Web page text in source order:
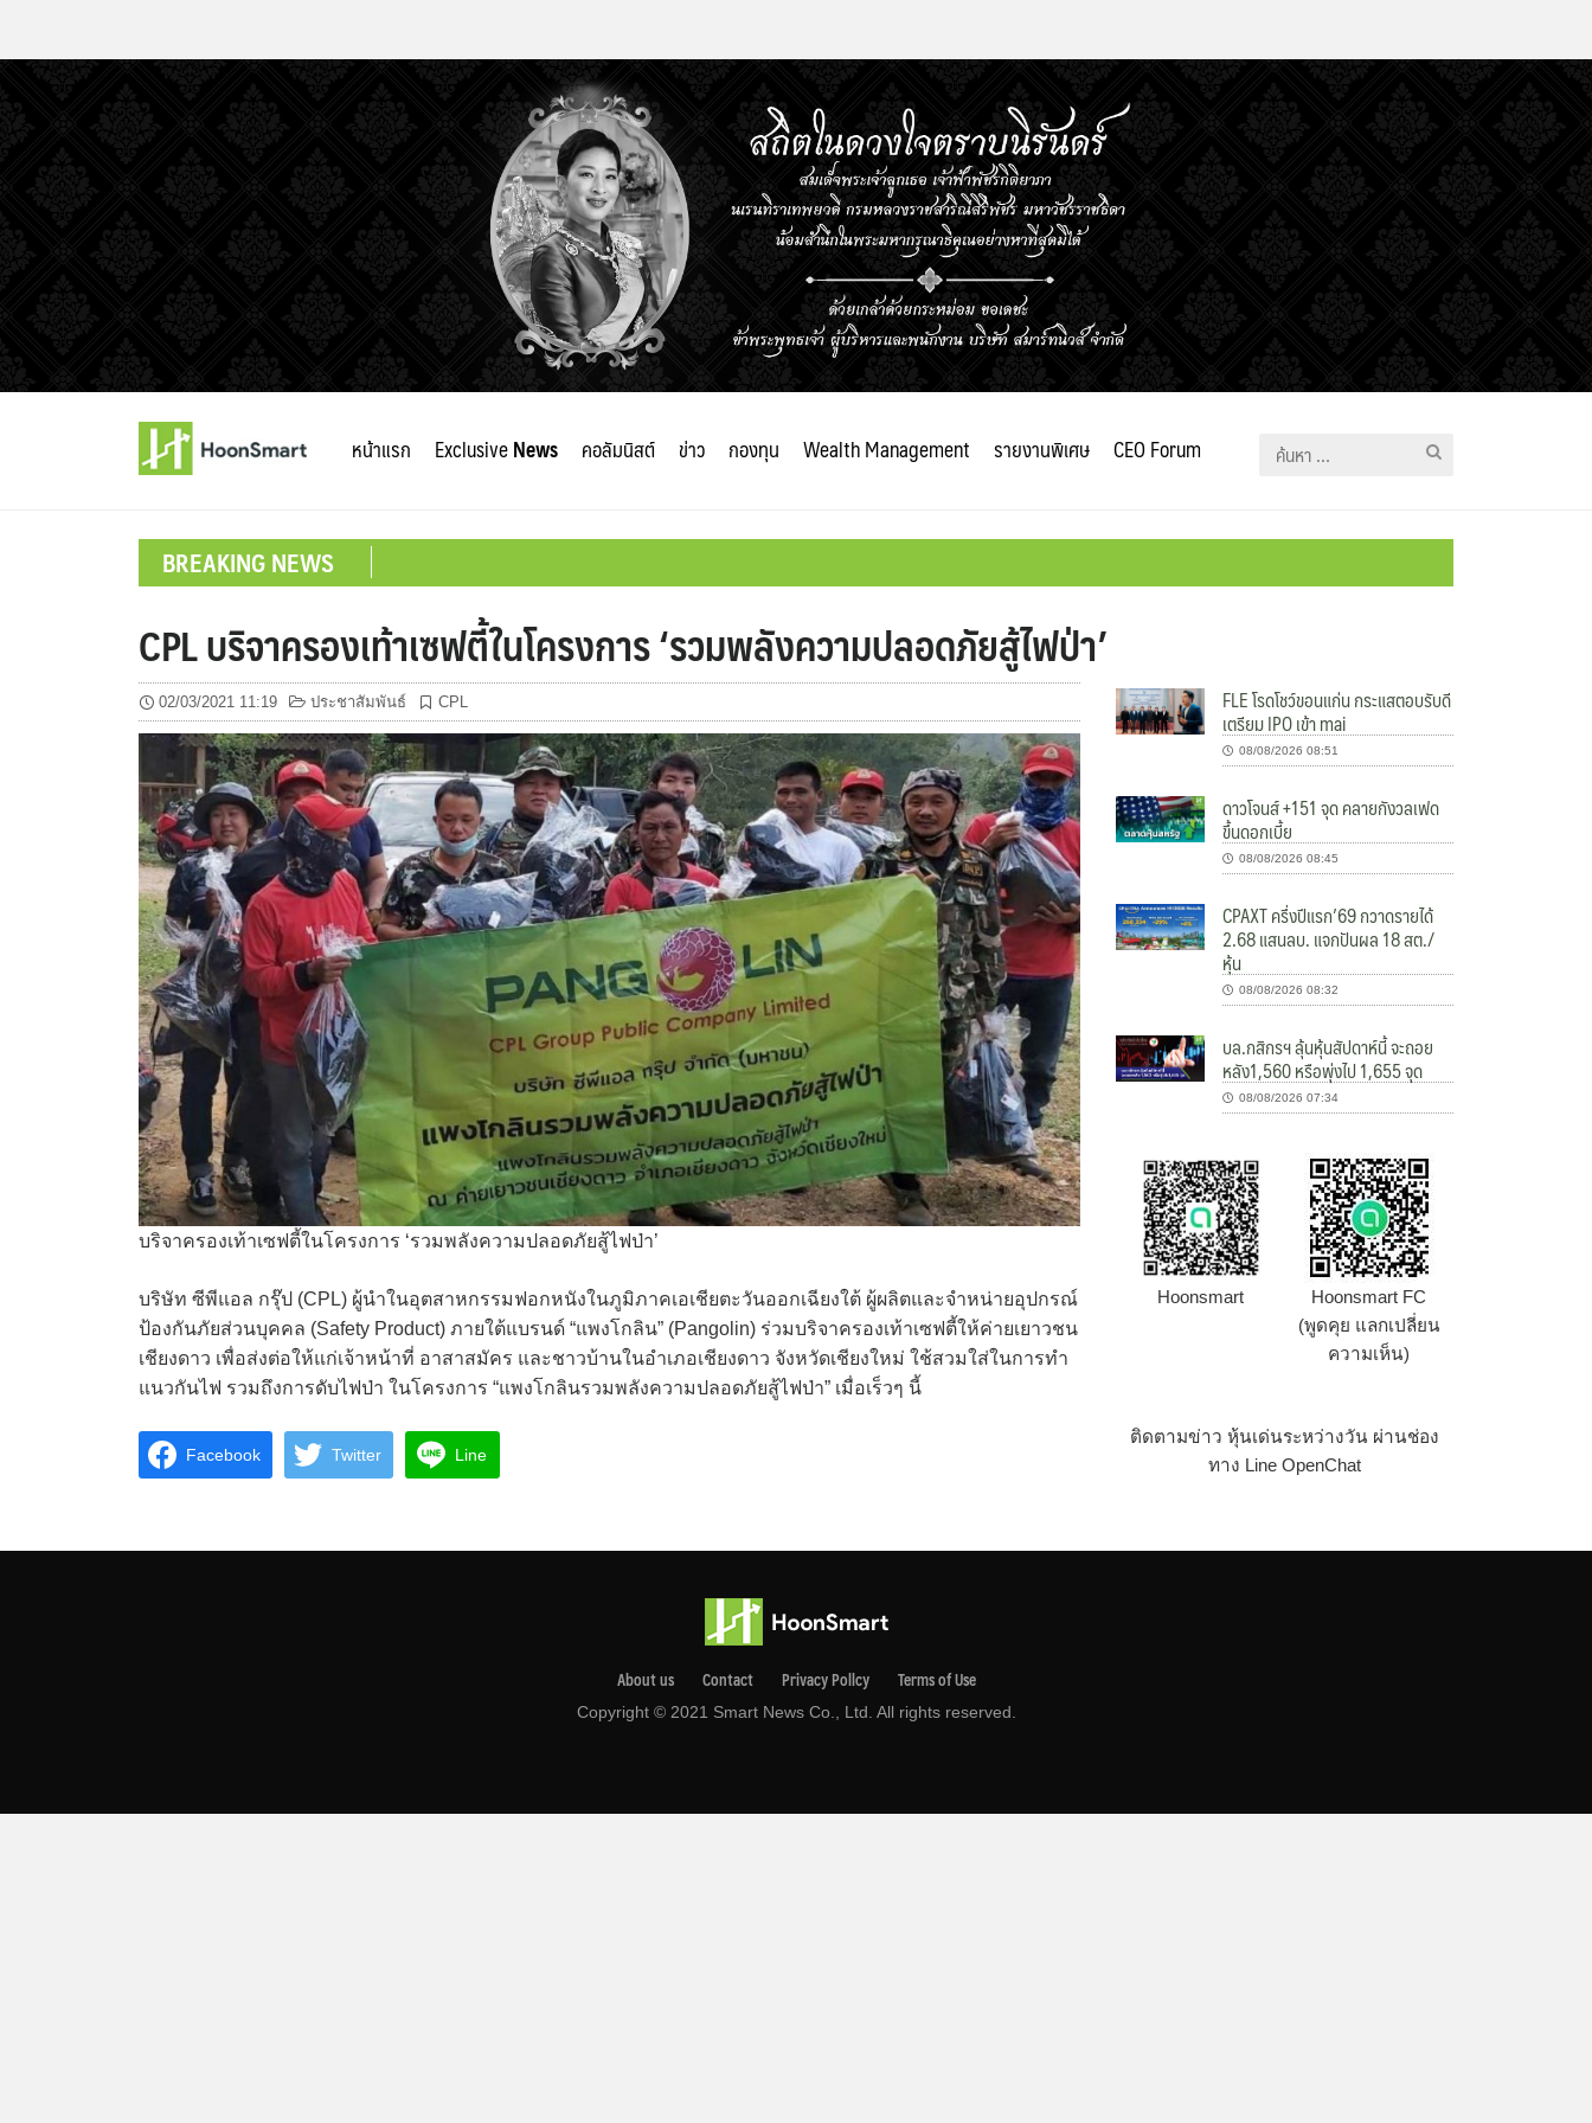
หน้าแรก ExclusiveNews คอลัมนิสต์ ข่าว กองทุน Wealth Management รายงานพิเศษ CEO Forum
ค้นหา
BREAKING NEWS
CPL บริจาครองเท้าเซฟตี้ในโครงการ ‘รวมพลังความปลอดภัยสู้ไฟป่า’
02/03/2021 11:19 ประชาสัมพันธ์ CPL
บริจาครองเท้าเซฟตี้ในโครงการ ‘รวมพลังความปลอดภัยสู้ไฟป่า’
บริษัท ซีพีแอล กรุ๊ป (CPL) ผู้นำในอุตสาหกรรมฟอกหนังในภูมิภาคเอเชียตะวันออกเฉียงใต้ ผู้ผลิตและจำหน่ายอุปกรณ์
ป้องกันภัยส่วนบุคคล (Safety Product) ภายใต้แบรนด์ “แพงโกลิน” (Pangolin) ร่วมบริจาครองเท้าเซฟตี้ให้ค่ายเยาวชน
เชียงดาว เพื่อส่งต่อให้แก่เจ้าหน้าที่ อาสาสมัคร และชาวบ้านในอำเภอเชียงดาว จังหวัดเชียงใหม่ ใช้สวมใส่ในการทำ
แนวกันไฟ รวมถึงการดับไฟป่า ในโครงการ “แพงโกลินรวมพลังความปลอดภัยสู้ไฟป่า” เมื่อเร็วๆ นี้
Facebook Twitter Line
FLE โรดโชว์ขอนแก่น กระแสตอบรับดี
เตรียม IPO เข้า mai
08/08/2026 08:51
ดาวโจนส์ +151 จุด คลายกังวลเฟด
ขึ้นดอกเบี้ย
08/08/2026 08:45
CPAXT ครึ่งปีแรก’69 กวาดรายได้
2.68 แสนลบ. แจกปันผล 18 สต./
หุ้น
08/08/2026 08:32
บล.กสิกรฯ ลุ้นหุ้นสัปดาห์นี้ จะถอย
หลัง1,560 หรือพุ่งไป 1,655 จุด
08/08/2026 07:34
Hoonsmart
Hoonsmart FC
(พูดคุย แลกเปลี่ยน
ความเห็น)
ติดตามข่าว หุ้นเด่นระหว่างวัน ผ่านช่อง
ทาง Line OpenChat
About us Contact Privacy Pollcy Terms of Use
Copyright © 2021 Smart News Co., Ltd. All rights reserved.